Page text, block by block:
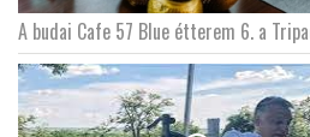
A budai Cafe 57 Blue étterem 6. a